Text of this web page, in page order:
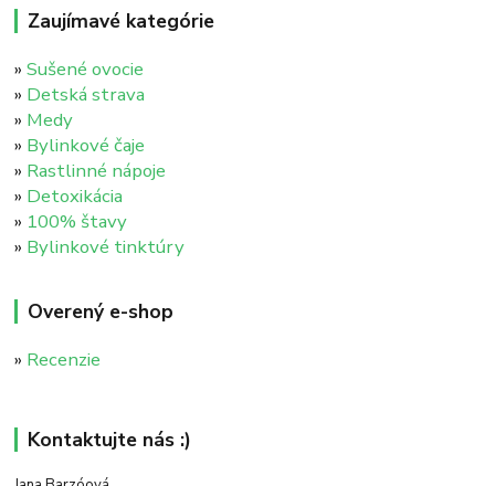
Zaujímavé kategórie
»Sušené ovocie
» Detská strava
» Medy
» Bylinkové čaje
» Rastlinné nápoje
» Detoxikácia
» 100% štavy
» Bylinkové tinktúry
Overený e-shop
» Recenzie
Kontaktujte nás :)